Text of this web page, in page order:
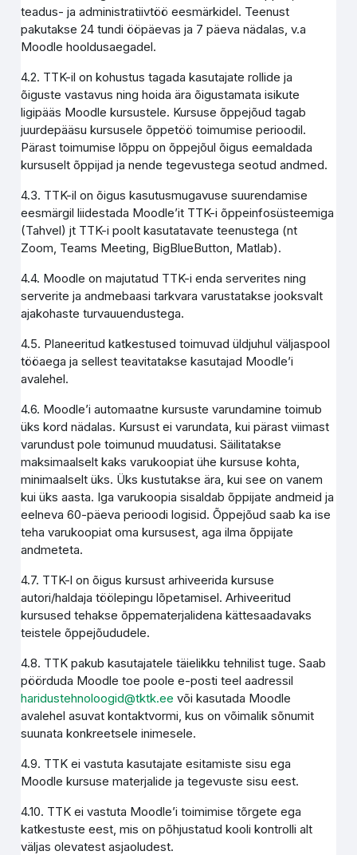
teadus- ja administratiivtöö eesmärkidel. Teenust
pakutakse 24 tundi ööpäevas ja 7 päeva nädalas, v.a
Moodle hooldusaegadel.
4.2. TTK-il on kohustus tagada kasutajate rollide ja
õiguste vastavus ning hoida ära õigustamata isikute
ligipääs Moodle kursustele. Kursuse õppejõud tagab
juurdepääsu kursusele õppetöö toimumise perioodil.
Pärast toimumise lõppu on õppejõul õigus eemaldada
kursuselt õppijad ja nende tegevustega seotud andmed.
4.3. TTK-il on õigus kasutusmugavuse suurendamise
eesmärgil liidestada Moodle’it TTK-i õppeinfosüsteemiga
(Tahvel) jt TTK-i poolt kasutatavate teenustega (nt
Zoom, Teams Meeting, BigBlueButton, Matlab).
4.4. Moodle on majutatud TTK-i enda serverites ning
serverite ja andmebaasi tarkvara varustatakse jooksvalt
ajakohaste turvauuendustega.
4.5. Planeeritud katkestused toimuvad üldjuhul väljaspool
tööaega ja sellest teavitatakse kasutajad Moodle’i
avalehel.
4.6. Moodle’i automaatne kursuste varundamine toimub
üks kord nädalas. Kursust ei varundata, kui pärast viimast
varundust pole toimunud muudatusi. Säilitatakse
maksimaalselt kaks varukoopiat ühe kursuse kohta,
minimaalselt üks. Üks kustutakse ära, kui see on vanem
kui üks aasta. Iga varukoopia sisaldab õppijate andmeid ja
eelneva 60-päeva perioodi logisid. Õppejõud saab ka ise
teha varukoopiat oma kursusest, aga ilma õppijate
andmeteta.
4.7. TTK-l on õigus kursust arhiveerida kursuse
autori/haldaja töölepingu lõpetamisel. Arhiveeritud
kursused tehakse õppematerjalidena kättesaadavaks
teistele õppejõududele.
4.8. TTK pakub kasutajatele täielikku tehnilist tuge. Saab
pöörduda Moodle toe poole e-posti teel aadressil
haridustehnoloogid@tktk.ee või kasutada Moodle
avalehel asuvat kontaktvormi, kus on võimalik sõnumit
suunata konkreetsele inimesele.
4.9. TTK ei vastuta kasutajate esitamiste sisu ega
Moodle kursuse materjalide ja tegevuste sisu eest.
4.10. TTK ei vastuta Moodle’i toimimise tõrgete ega
katkestuste eest, mis on põhjustatud kooli kontrolli alt
väljas olevatest asjaoludest.